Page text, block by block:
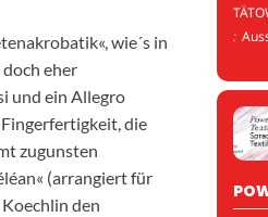
wie´s in
eher
und ein Allegro
die
zugunsten
(arrangiert für
den
: